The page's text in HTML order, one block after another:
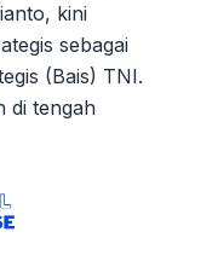
kini
sebagai
(Bais) TNI.
di tengah